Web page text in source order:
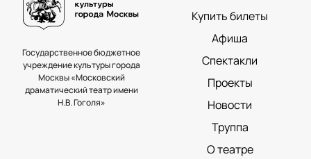
Государственное бюджетное
учреждение культуры города
Москвы «Московский
драматический театр имени
Н.В. Гоголя»
Купить билеты
Афиша
Спектакли
Проекты
Новости
Труппа
О театре